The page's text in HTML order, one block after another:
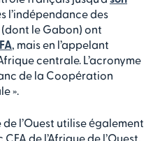
l’indépendance des
le Gabon) ont
, mais en l’appelant
centrale. L’acronyme
de la Coopération
».
l’Ouest utilise également
de l’Afrique de l’Ouest.